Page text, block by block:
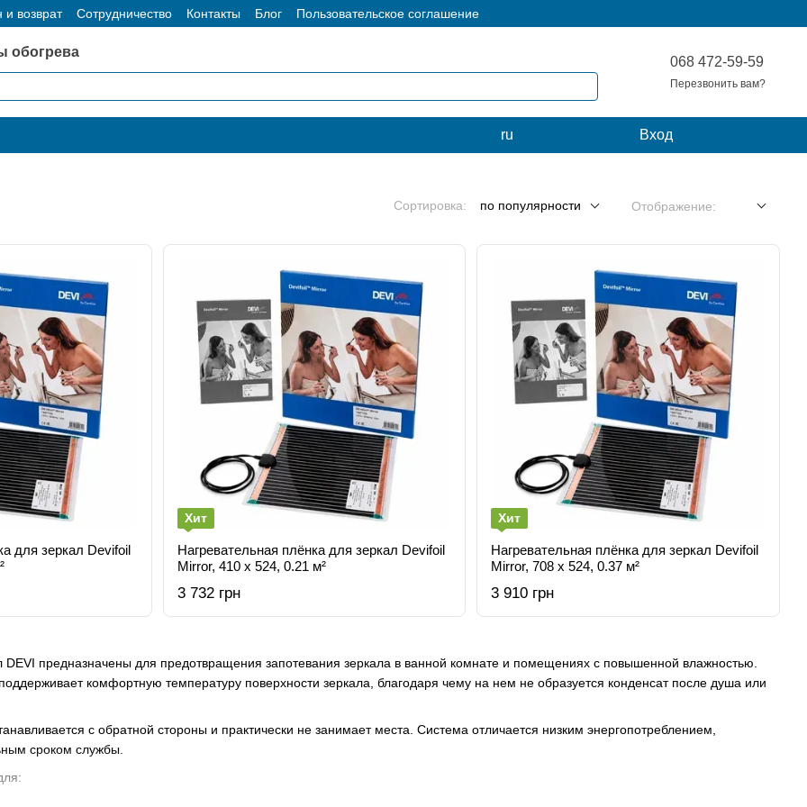
возврат Сотрудничество Контакты Блог Пользовательское соглашение
обогрева
068 472-59-59
Перезвонить вам?
ru Вход
Сортировка: по популярности Отображение:
DEVI предназначены для предотвращения запотевания зеркала в ванной комнате и помещениях с повышенной влажностью.
комфортную температуру поверхности зеркала, благодаря чему на нем не образуется конденсат после душа или
с обратной стороны и практически не занимает места. Система отличается низким энергопотреблением,
сроком службы.
для зеркал Devifoil
Хит
Нагревательная плёнка для зеркал Devifoil
Mirror, 410 х 524, 0.21 м²
3 732 грн
Хит
Нагревательная плёнка для зеркал Devifoil
Mirror, 708 х 524, 0.37 м²
3 910 грн